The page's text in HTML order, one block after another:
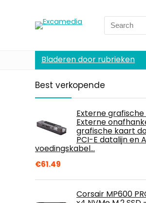
Search
for:
Bladeren door rubrieken
Best verkopende
Externe
Externe
grafische kaart
PCI-E datalijn en
voedingskabel…
€61.49
Corsair MP600